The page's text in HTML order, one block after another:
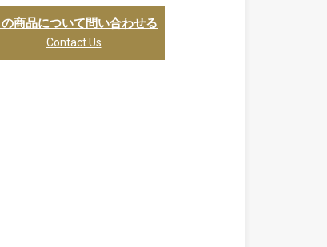
商品について問い合わせる
Contact Us